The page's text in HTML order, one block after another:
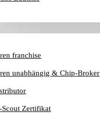
franchise
unabhängig & Chip-Broker
Scout Zertifikat